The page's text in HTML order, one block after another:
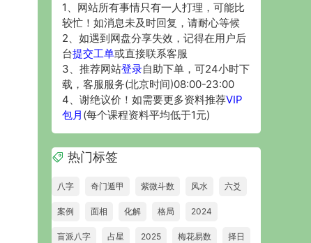
1、网站所有事情只有一人打理，可能比
较忙！如消息未及时回复，请耐心等候
2、如遇到网盘分享失效，记得在用户后
台提交工单或直接联系客服
3、推荐网站登录自助下单，可24小时下
载，客服服务(北京时间)08:00-23:00
4、谢绝议价！如需要更多资料推荐VIP
包月 (每个课程资料平均低于1元)
热门标签
八字 奇门遁甲 紫微斗数 风水 六爻
案例 面相 化解 格局 2024
盲派八字 占星 2025 梅花易数 择日